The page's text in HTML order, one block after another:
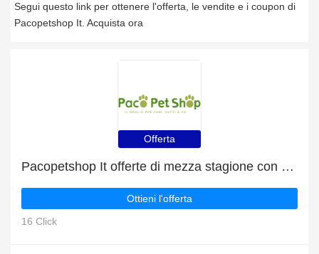
Segui questo link per ottenere l'offerta, le vendite e i coupon di
Pacopetshop It. Acquista ora
Offerta
Pacopetshop It offerte di mezza stagione con sconti fino al 6%
Ottieni l'offerta
16 Click